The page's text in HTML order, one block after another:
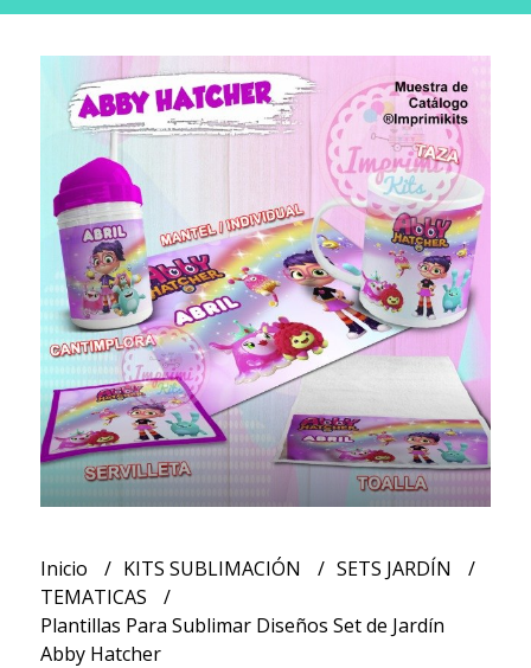
Inicio KITS SUBLIMACIÓN
SETS JARDÍN
TEMATICAS
Plantillas Para Sublimar Diseños Set de Jardín
Abby Hatcher